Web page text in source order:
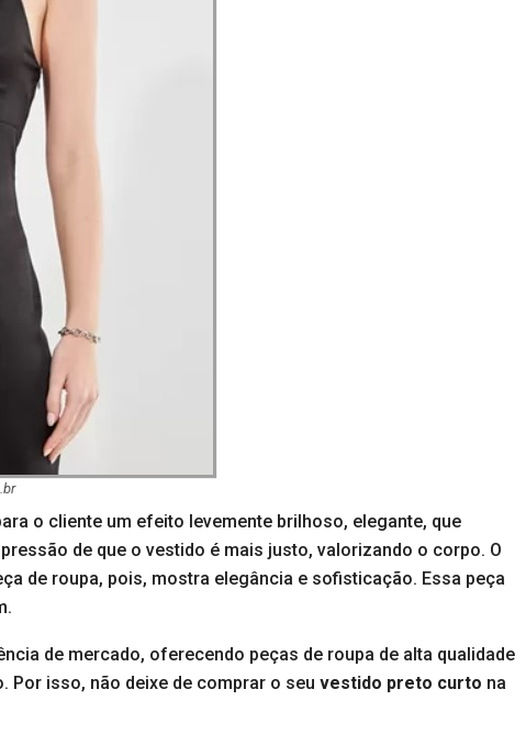
o cliente um efeito levemente brilhoso, elegante, que
de que o vestido é mais justo, valorizando o corpo. O
de roupa, pois, mostra elegância e sofisticação. Essa peça
de mercado, oferecendo peças de roupa de alta qualidade
Por isso, não deixe de comprar o seu vestido preto curto na